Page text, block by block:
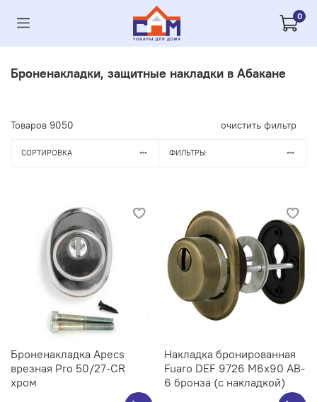
0
Броненакладки, защитные накладки в Абакане
Товаров 9050 очистить фильтр
СОРТИРОВКА ФИЛЬТРЫ
Броненакладка Apecs
врезная Pro 50/27-CR
хром
Накладка бронированная
Fuaro DEF 9726 M6x90 AB-
6 бронза (с накладкой)